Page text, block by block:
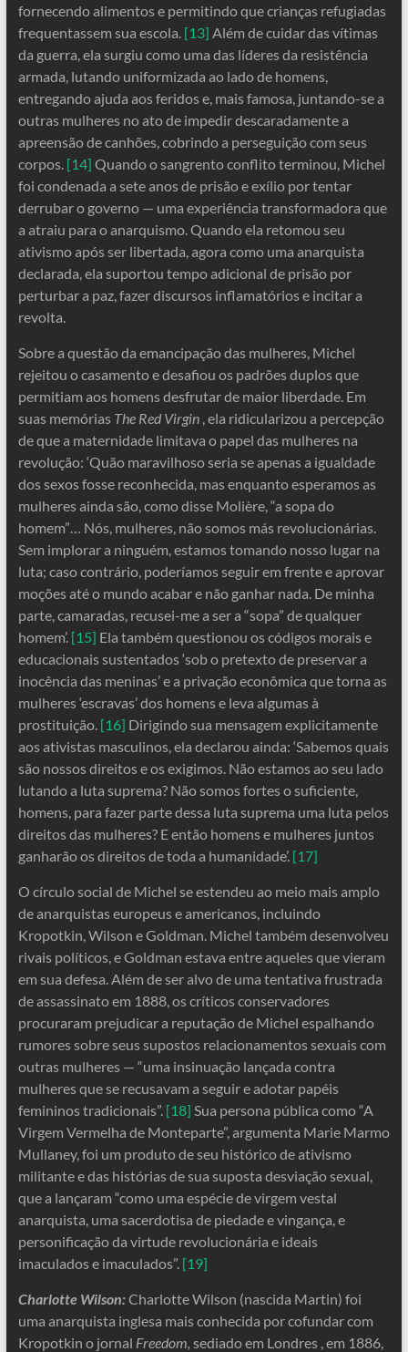
fornecendo alimentos e permitindo que crianças refugiadas
frequentassem sua escola.[13] Além de cuidar das vítimas
da guerra, ela surgiu como uma das líderes da resistência
armada, lutando uniformizada ao lado de homens,
entregando ajuda aos feridos e, mais famosa, juntando-se a
outras mulheres no ato de impedir descaradamente a
apreensão de canhões, cobrindo a perseguição com seus
corpos.[14] Quando o sangrento conflito terminou, Michel
foi condenada a sete anos de prisão e exílio por tentar
derrubar o governo — uma experiência transformadora que
a atraiu para o anarquismo. Quando ela retomou seu
ativismo após ser libertada, agora como uma anarquista
declarada, ela suportou tempo adicional de prisão por
perturbar a paz, fazer discursos inflamatórios e incitar a
revolta.
Sobre a questão da emancipação das mulheres, Michel
rejeitou o casamento e desafiou os padrões duplos que
permitiam aos homens desfrutar de maior liberdade. Em
suas memórias The Red Virgin, ela ridicularizou a percepção
de que a maternidade limitava o papel das mulheres na
revolução: ‘Quão maravilhoso seria se apenas a igualdade
dos sexos fosse reconhecida, mas enquanto esperamos as
mulheres ainda são, como disse Molière, “a sopa do
homem”… Nós, mulheres, não somos más revolucionárias.
Sem implorar a ninguém, estamos tomando nosso lugar na
luta; caso contrário, poderíamos seguir em frente e aprovar
moções até o mundo acabar e não ganhar nada. De minha
parte, camaradas, recusei-me a ser a “sopa” de qualquer
homem’. [15] Ela também questionou os códigos morais e
educacionais sustentados ‘sob o pretexto de preservar a
inocência das meninas’ e a privação econômica que torna as
mulheres ‘escravas’ dos homens e leva algumas à
prostituição. [16] Dirigindo sua mensagem explicitamente
aos ativistas masculinos, ela declarou ainda: ‘Sabemos quais
são nossos direitos e os exigimos. Não estamos ao seu lado
lutando a luta suprema? Não somos fortes o suficiente,
homens, para fazer parte dessa luta suprema uma luta pelos
direitos das mulheres? E então homens e mulheres juntos
ganharão os direitos de toda a humanidade’. [17]
O círculo social de Michel se estendeu ao meio mais amplo
de anarquistas europeus e americanos, incluindo
Kropotkin, Wilson e Goldman. Michel também desenvolveu
rivais políticos, e Goldman estava entre aqueles que vieram
em sua defesa. Além de ser alvo de uma tentativa frustrada
de assassinato em 1888, os críticos conservadores
procuraram prejudicar a reputação de Michel espalhando
rumores sobre seus supostos relacionamentos sexuais com
outras mulheres — “uma insinuação lançada contra
mulheres que se recusavam a seguir e adotar papéis
femininos tradicionais”. [18] Sua persona pública como “A
Virgem Vermelha de Monteparte”, argumenta Marie Marmo
Mullaney, foi um produto de seu histórico de ativismo
militante e das histórias de sua suposta desviação sexual,
que a lançaram “como uma espécie de virgem vestal
anarquista, uma sacerdotisa de piedade e vingança, e
personificação da virtude revolucionária e ideais
imaculados e imaculados”. [19]
Charlotte Wilson:Charlotte Wilson (nascida Martin) foi
uma anarquista inglesa mais conhecida por cofundar com
Kropotkin o jornal Freedom, sediado em Londres , em 1886,